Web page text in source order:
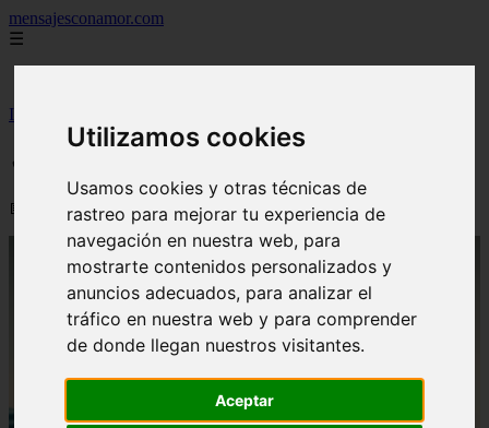
Utilizamos cookies
Usamos cookies y otras técnicas de
rastreo para mejorar tu experiencia de
navegación en nuestra web, para
mostrarte contenidos personalizados y
anuncios adecuados, para analizar el
tráfico en nuestra web y para comprender
de donde llegan nuestros visitantes.
Aceptar
mensajesconamor.com
☰
Inicio
✓ Cuatro Elementos
📅 07/09/2025